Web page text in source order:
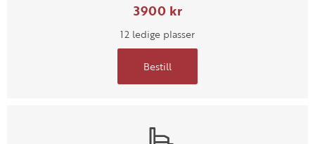
3900 kr
12 ledige plasser
Bestill